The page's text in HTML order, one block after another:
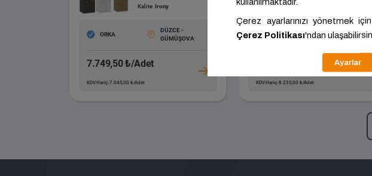
Kalite Irony
ORKA
DÜZCE -
GÜMÜŞOVA
7.749,50 ₺/Adet
KDV Hariç: 7.045,00 ₺/Adet
ORKA
GÜMÜŞOVA
KDV Hariç: 8.235,00 ₺/Adet